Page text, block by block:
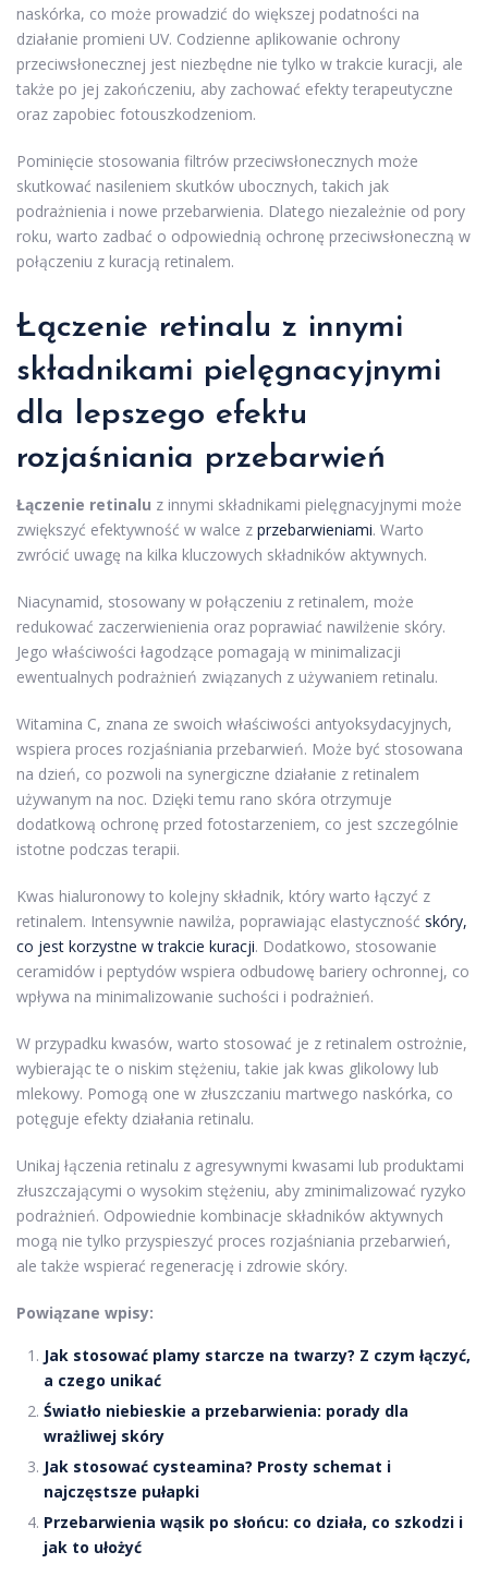
naskórka, co może prowadzić do większej podatności na
działanie promieni UV. Codzienne aplikowanie ochrony
przeciwsłonecznej jest niezbędne nie tylko w trakcie kuracji, ale
także po jej zakończeniu, aby zachować efekty terapeutyczne
oraz zapobiec fotouszkodzeniom.
Pominięcie stosowania filtrów przeciwsłonecznych może
skutkować nasileniem skutków ubocznych, takich jak
podrażnienia i nowe przebarwienia. Dlatego niezależnie od pory
roku, warto zadbać o odpowiednią ochronę przeciwsłoneczną w
połączeniu z kuracją retinalem.
Łączenie retinalu z innymi
składnikami pielęgnacyjnymi
dla lepszego efektu
rozjaśniania przebarwień
Łączenie retinalu z innymi składnikami pielęgnacyjnymi może
zwiększyć efektywność w walce z przebarwieniami. Warto
zwrócić uwagę na kilka kluczowych składników aktywnych.
Niacynamid, stosowany w połączeniu z retinalem, może
redukować zaczerwienienia oraz poprawiać nawilżenie skóry.
Jego właściwości łagodzące pomagają w minimalizacji
ewentualnych podrażnień związanych z używaniem retinalu.
Witamina C, znana ze swoich właściwości antyoksydacyjnych,
wspiera proces rozjaśniania przebarwień. Może być stosowana
na dzień, co pozwoli na synergiczne działanie z retinalem
używanym na noc. Dzięki temu rano skóra otrzymuje
dodatkową ochronę przed fotostarzeniem, co jest szczególnie
istotne podczas terapii.
Kwas hialuronowy to kolejny składnik, który warto łączyć z
retinalem. Intensywnie nawilża, poprawiając elastyczność skóry,
co jest korzystne w trakcie kuracji. Dodatkowo, stosowanie
ceramidów i peptydów wspiera odbudowę bariery ochronnej, co
wpływa na minimalizowanie suchości i podrażnień.
W przypadku kwasów, warto stosować je z retinalem ostrożnie,
wybierając te o niskim stężeniu, takie jak kwas glikolowy lub
mlekowy. Pomogą one w złuszczaniu martwego naskórka, co
potęguje efekty działania retinalu.
Unikaj łączenia retinalu z agresywnymi kwasami lub produktami
złuszczającymi o wysokim stężeniu, aby zminimalizować ryzyko
podrażnień. Odpowiednie kombinacje składników aktywnych
mogą nie tylko przyspieszyć proces rozjaśniania przebarwień,
ale także wspierać regenerację i zdrowie skóry.
Powiązane wpisy:
Jak stosować plamy starcze na twarzy? Z czym łączyć,
a czego unikać
Światło niebieskie a przebarwienia: porady dla
wrażliwej skóry
Jak stosować cysteamina? Prosty schemat i
najczęstsze pułapki
Przebarwienia wąsik po słońcu: co działa, co szkodzi i
jak to ułożyć